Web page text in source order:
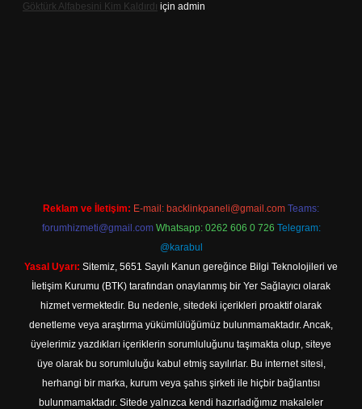
Göktürk Alfabesini Kim Kaldırdı için admin
Reklam ve İletişim: E-mail: backlinkpaneli@gmail.com Teams:
forumhizmeti@gmail.com Whatsapp: 0262 606 0 726 Telegram:
@karabul
Yasal Uyarı: Sitemiz, 5651 Sayılı Kanun gereğince Bilgi Teknolojileri ve
İletişim Kurumu (BTK) tarafından onaylanmış bir Yer Sağlayıcı olarak
hizmet vermektedir. Bu nedenle, sitedeki içerikleri proaktif olarak
denetleme veya araştırma yükümlülüğümüz bulunmamaktadır. Ancak,
üyelerimiz yazdıkları içeriklerin sorumluluğunu taşımakta olup, siteye
üye olarak bu sorumluluğu kabul etmiş sayılırlar. Bu internet sitesi,
herhangi bir marka, kurum veya şahıs şirketi ile hiçbir bağlantısı
bulunmamaktadır. Sitede yalnızca kendi hazırladığımız makaleler